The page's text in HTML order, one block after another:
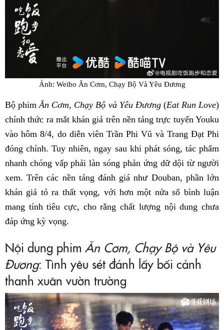
Ảnh: Weibo Ăn Cơm, Chạy Bộ Và Yêu Đương
Bộ phimĂn Cơm, Chạy Bộ và Yêu Đương(Eat Run Love)
chính thức ra mắt khán giả trên nền tảng trực tuyến Youku
vào hôm 8/4, do diễn viên Trần Phi Vũ và Trang Đạt Phi
đóng chính. Tuy nhiên, ngay sau khi phát sóng, tác phẩm
nhanh chóng vấp phải làn sóng phản ứng dữ dội từ người
xem. Trên các nền tảng đánh giá như Douban, phần lớn
khán giả tỏ ra thất vọng, với hơn một nửa số bình luận
mang tính tiêu cực, cho rằng chất lượng nội dung chưa
đáp ứng kỳ vọng.
Nội dung phim Ăn Cơm, Chạy Bộ và Yêu
Đương: Tình yêu sét đánh lấy bối cảnh
thanh xuân vườn trường